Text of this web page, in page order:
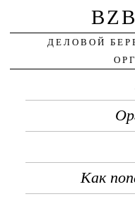
ДЕЛОВОЙ
Как